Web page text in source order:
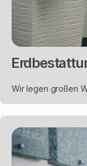
Wir legen großen